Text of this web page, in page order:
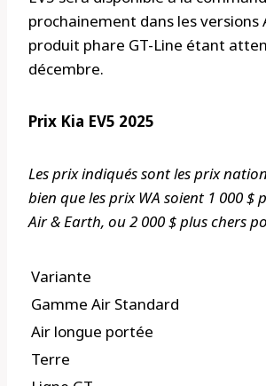
prochainement dans les versions
produit phare GT-Line étant
décembre.
Prix ​​​​Kia EV5 2025
Les prix indiqués sont les prix
bien que les prix WA soient 1 000 $
Air & Earth, ou 2 000 $ plus chers
Variante
Gamme Air Standard
Air longue portée
Terre